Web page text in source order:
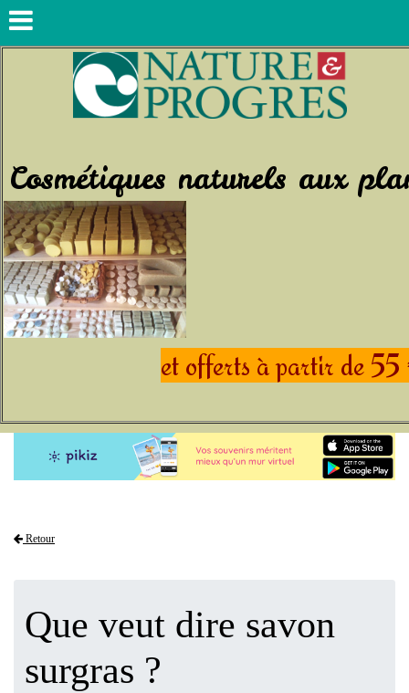
Cosmétiques naturels aux
et offerts à partir de
Retour
Que veut dire savon
surgras ?